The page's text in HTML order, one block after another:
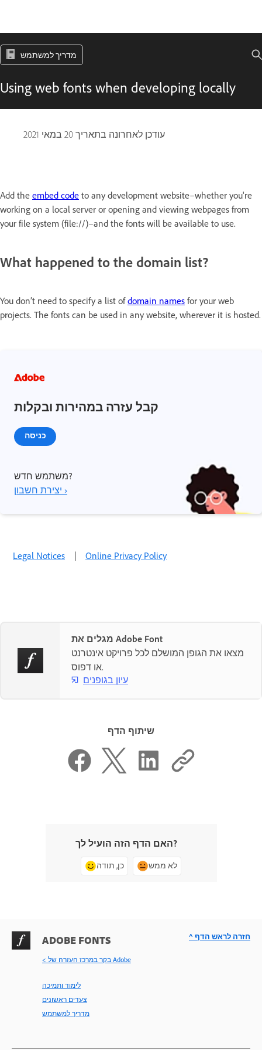
מדריך למשתמש
Using web fonts when developing locally
עודכן לאחרונה בתאריך 20 במאי 2021
Add the embed code to any development website–whether you're
working on a local server or opening and viewing webpages from
your file system (file://)–and the fonts will be available to use.
What happened to the domain list?
You don’t need to specify a list ofdomain names for your web
projects. The fonts can be used in any website, wherever it is hosted.
קבל עזרה במהירות ובקלות
כניסה
משתמש חדש?
יצירת חשבון ›
Legal Notices | Online Privacy Policy
מגלים את Adobe Font
מצאו את הגופן המושלם לכל פרויקט אינטרנט
או דפוס.
עיון בגופנים
שיתוף הדף
האם הדף הזה הועיל לך?
כן, תודה לא ממש
ADOBE FONTS
< בקר במרכז העזרה של Adobe
לימוד ותמיכה
צעדים ראשונים
מדריך למשתמש
^ חזרה לראש הדף